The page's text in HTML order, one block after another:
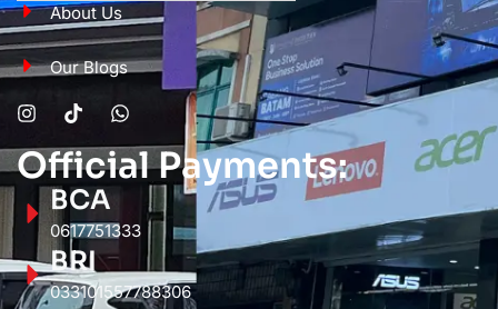
About Us
Our Blogs
Official Payments:
BCA
0617751333
BRI
033101557788306